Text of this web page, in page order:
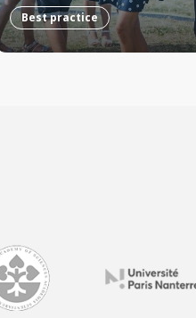
Best practice